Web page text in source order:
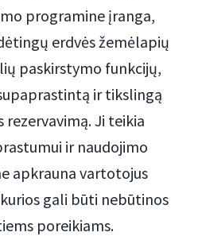
programine įranga,
erdvės žemėlapių
paskirstymo funkcijų,
ir tikslingą
rezervavimą. Ji teikia
ir naudojimo
apkrauna vartotojus
gali būti nebūtinos
poreikiams.